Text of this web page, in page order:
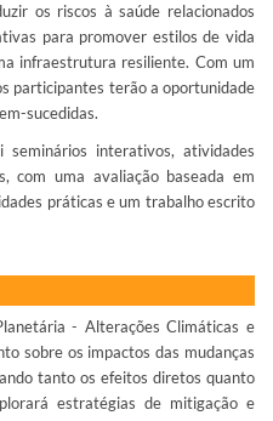
os riscos à saúde relacionados
para promover estilos de vida
infraestrutura resiliente. Com um
participantes terão a oportunidade
sucedidas.
seminários interativos, atividades
com uma avaliação baseada em
práticas e um trabalho escrito
- Alterações Climáticas e
sobre os impactos das mudanças
tanto os efeitos diretos quanto
estratégias de mitigação e